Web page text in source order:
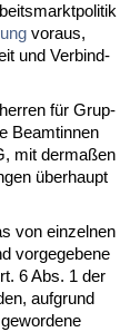
vor­aus,
und Ver­bind­
für Grup­
Be­am­tin­nen
mit der­maßen
über­haupt
von ein­zel­nen
vor­ge­ge­be­ne
6 Abs. 1 der
auf­grund